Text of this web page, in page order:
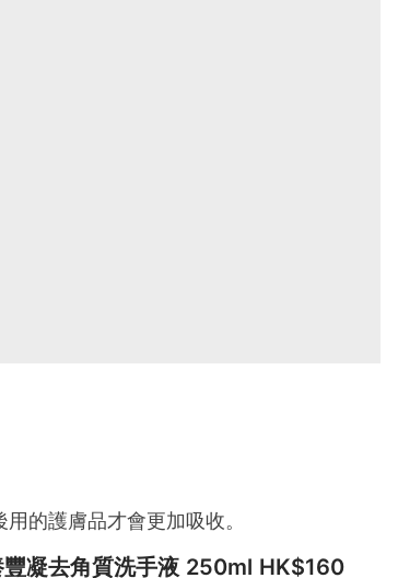
的護膚品才會更加吸收。
凝去角質洗手液 250ml HK$160